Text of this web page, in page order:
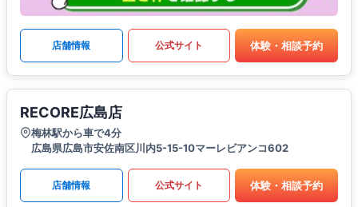
店舗情報 公式サイト 体験・相談予約
RECORE広島店
梅林駅から車で4分
広島県広島市安佐南区川内5-15-10マーレビアンコ602
店舗情報 公式サイト 体験・相談予約